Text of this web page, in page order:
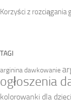
Korzyści z
TAGI
arginina dawkowanie
ogłoszenia
kolorowanki dla dzieci